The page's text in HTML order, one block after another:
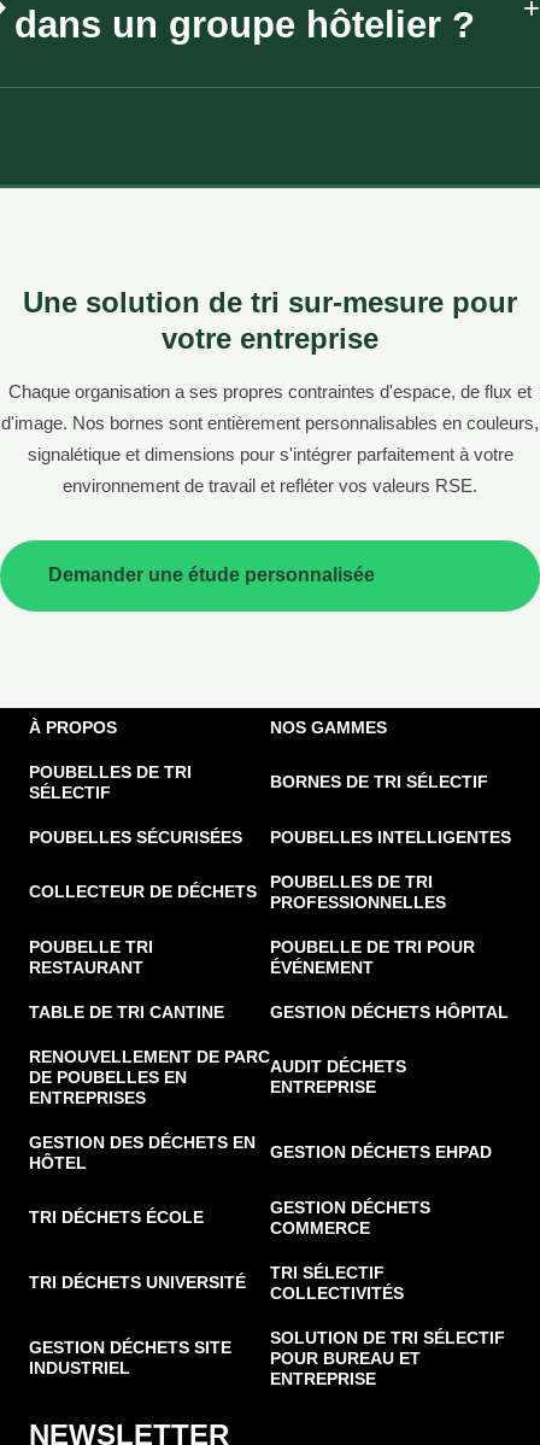
dans un groupe hôtelier ?
Une solution de tri sur-mesure pour
votre entreprise
Chaque organisation a ses propres contraintes d'espace, de flux et
d'image. Nos bornes sont entièrement personnalisables en couleurs,
signalétique et dimensions pour s'intégrer parfaitement à votre
environnement de travail et refléter vos valeurs RSE.
Demander une étude personnalisée
À PROPOS NOS GAMMES
POUBELLES DE TRI
SÉLECTIF
BORNES DE TRI SÉLECTIF
POUBELLES SÉCURISÉES POUBELLES INTELLIGENTES
COLLECTEUR DE DÉCHETS
POUBELLES DE TRI
PROFESSIONNELLES
POUBELLE TRI
RESTAURANT
POUBELLE DE TRI POUR
ÉVÉNEMENT
TABLE DE TRI CANTINE GESTION DÉCHETS HÔPITAL
RENOUVELLEMENT DE PARC
DE POUBELLES EN
ENTREPRISES
AUDIT DÉCHETS
ENTREPRISE
GESTION DES DÉCHETS EN
HÔTEL
GESTION DÉCHETS EHPAD
TRI DÉCHETS ÉCOLE
GESTION DÉCHETS
COMMERCE
TRI DÉCHETS UNIVERSITÉ
TRI SÉLECTIF
COLLECTIVITÉS
GESTION DÉCHETS SITE
INDUSTRIEL
SOLUTION DE TRI SÉLECTIF
POUR BUREAU ET
ENTREPRISE
NEWSLETTER